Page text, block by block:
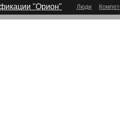
"Орион" Люди